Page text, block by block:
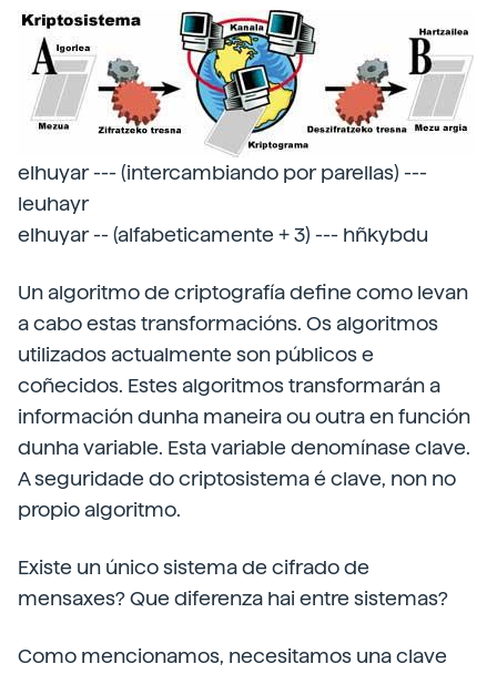
elhuyar --- (intercambiando por parellas) ---
leuhayr
elhuyar -- (alfabeticamente + 3) --- hñkybdu
Un algoritmo de criptografía define como levan
a cabo estas transformacións. Os algoritmos
utilizados actualmente son públicos e
coñecidos. Estes algoritmos transformarán a
información dunha maneira ou outra en función
dunha variable. Esta variable denomínase clave.
A seguridade do criptosistema é clave, non no
propio algoritmo.
Existe un único sistema de cifrado de
mensaxes? Que diferenza hai entre sistemas?
Como mencionamos, necesitamos una clave